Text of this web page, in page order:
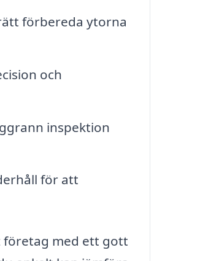
förbereda ytorna
och
inspektion
för att
företag med ett gott